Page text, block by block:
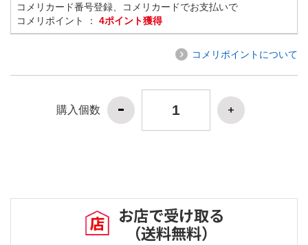
コメリカード番号登録、コメリカードでお支払いで
コメリポイント ： 4ポイント獲得
コメリポイントについて
購入個数
お店で受け取る
（送料無料）